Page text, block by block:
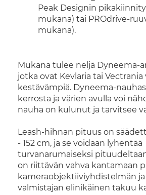
Peak Designin
mukana) tai PROdrive-
mukana).
Mukana tulee neljä Dyneema-
jotka ovat Kevlaria tai Vectrania
kestävämpiä. Dyneema-
kerrosta ja värien avulla voi
nauha on kulunut ja tarvitsee
Leash-hihnan pituus on
- 152 cm, ja se voidaan lyhentää
turvanarumaiseksi
on riittävän vahva kantamaan
kameraobjektiiviyhdistelmän ja
valmistajan elinikäinen takuu